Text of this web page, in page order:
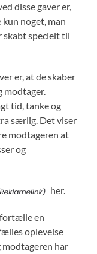
disse gaver er,
kun noget, man
skabt specielt til
er, at de skaber
modtager.
tid, tanke og
særlig. Det viser
modtageren at
og
her.
fortælle en
oplevelse
har